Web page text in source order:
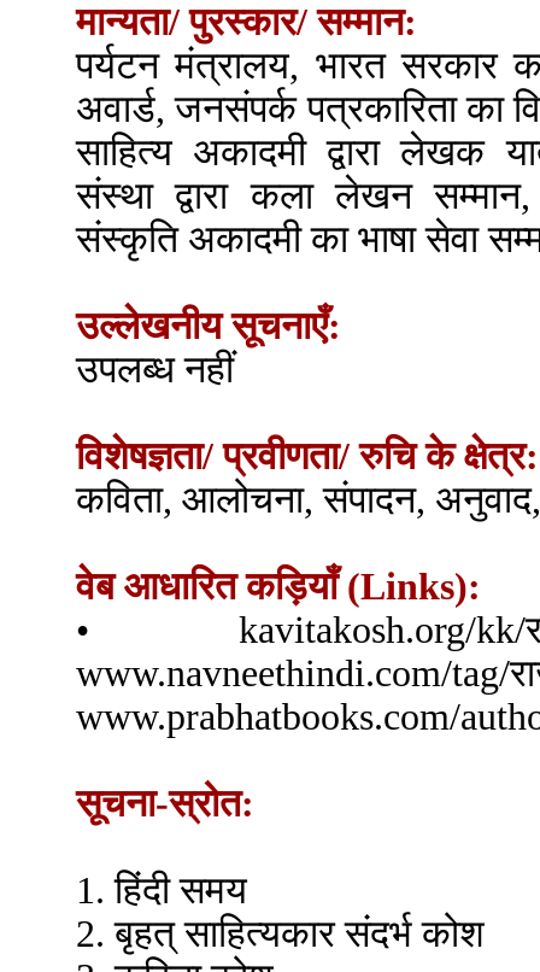
मान्यता/ पुरस्कार/ सम्मान:
पर्यटन मंत्रालय, भारत सरकार
अवार्ड, जनसंपर्क पत्रकारिता
साहित्य अकादमी द्वारा लेखक
संस्था द्वारा कला लेखन सम्मान,
संस्कृति अकादमी का भाषा सेवा
उल्लेखनीय सूचनाएँ:
उपलब्ध नहीं
विशेषज्ञता/ प्रवीणता/ रुचि के क्षेत्र:
कविता, आलोचना, संपादन,
वेब आधारित कड़ियाँ (Links):
• kavitakosh.org/kk/
www.prabhatbooks.com/
सूचना-स्रोत:
1. हिंदी समय
2. बृहत् साहित्यकार संदर्भ कोश